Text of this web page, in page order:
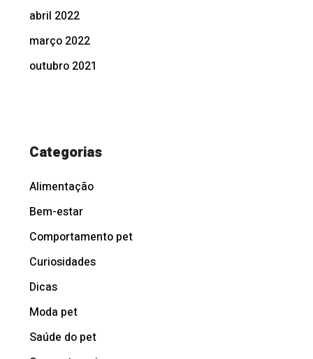
abril 2022
março 2022
outubro 2021
Categorias
Alimentação
Bem-estar
Comportamento pet
Curiosidades
Dicas
Moda pet
Saúde do pet